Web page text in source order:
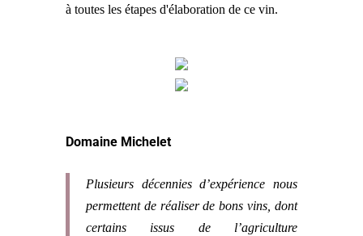
à toutes les étapes d'élaboration de ce vin.
Domaine Michelet
Plusieurs décennies d’expérience nous
permettent de réaliser de bons vins, dont
certains issus de l’agriculture